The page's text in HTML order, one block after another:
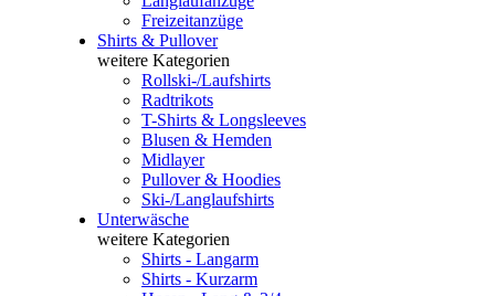
Freizeitanzüge
Shirts & Pullover
weitere Kategorien
Rollski-/Laufshirts
Radtrikots
T-Shirts & Longsleeves
Blusen & Hemden
Midlayer
Pullover & Hoodies
Ski-/Langlaufshirts
Unterwäsche
weitere Kategorien
Shirts - Langarm
Shirts - Kurzarm